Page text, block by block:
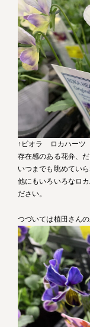
↑ビオラ ロカハーツ
存在感のある花弁、
いつまでも眺めてい
他にもいろいろなロ
ださい。
つづいては植田さん